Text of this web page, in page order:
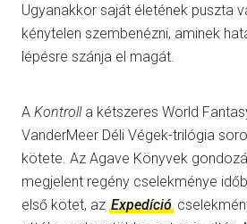
Ugyanakkor saját életének puszta
kénytelen szembenézni, aminek
lépésre szánja el magát.
A Kontrolla kétszeres World
VanderMeer Déli Végek-trilógia
kötete. Az Agave Könyvek
megjelent regény cselekménye
első kötet, az Expedíció